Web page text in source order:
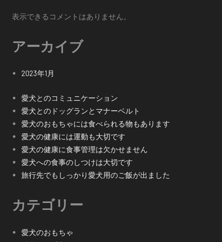
表示できるコメントはありません。
アーカイブ
2023年1月
愛犬とのコミュニケーション
愛犬とのドッグランとマナーベルト
愛犬のおもちゃには食べられる物もあります
愛犬の健康には運動も大切です
愛犬の健康に食事管理は欠かせません
愛犬への食事のしつけは大切です
旅行先でもしっかり愛犬用のご飯が出ました
カテゴリー
愛犬のおもちゃ